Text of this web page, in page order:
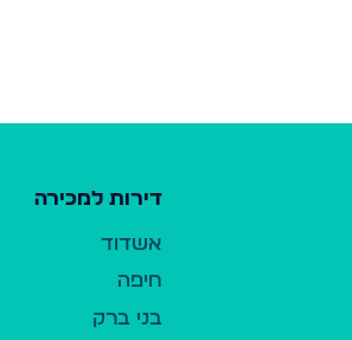
דירות למכירה
אשדוד
חיפה
בני ברק